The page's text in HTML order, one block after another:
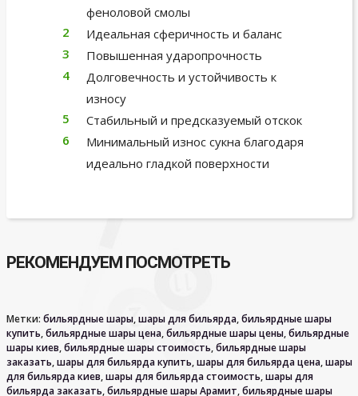
феноловой смолы
Идеальная сферичность и баланс
Повышенная ударопрочность
Долговечность и устойчивость к
износу
Стабильный и предсказуемый отскок
Минимальный износ сукна благодаря
идеально гладкой поверхности
РЕКОМЕНДУЕМ ПОСМОТРЕТЬ
Метки: бильярдные шары,шары для бильярда,бильярдные шары
купить,бильярдные шары цена,бильярдные шары цены,бильярдные
шары киев,бильярдные шары стоимость,бильярдные шары
заказать,шары для бильярда купить,шары для бильярда цена,шары
для бильярда киев,шары для бильярда стоимость,шары для
бильярда заказать,бильярдные шары Арамит,бильярдные шары